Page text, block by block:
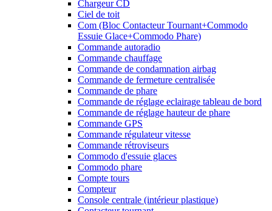
Chargeur CD
Ciel de toit
Com (Bloc Contacteur Tournant+Commodo
Essuie Glace+Commodo Phare)
Commande autoradio
Commande chauffage
Commande de condamnation airbag
Commande de fermeture centralisée
Commande de phare
Commande de réglage eclairage tableau de bord
Commande de réglage hauteur de phare
Commande GPS
Commande régulateur vitesse
Commande rétroviseurs
Commodo d'essuie glaces
Commodo phare
Compte tours
Compteur
Console centrale (intérieur plastique)